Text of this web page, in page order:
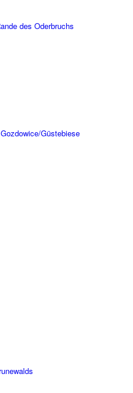
des Oder­bruchs
Güstebiese